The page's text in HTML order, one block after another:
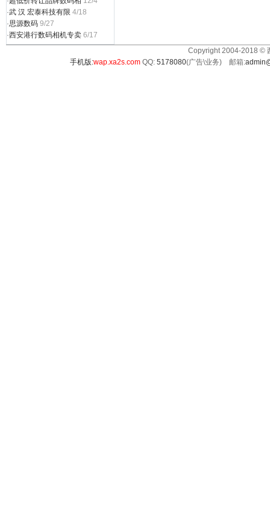
·武 汉 宏泰科技有限 4/18
·思源数码 9/27
·西安港行数码相机专卖 6/17
Copyright 2004-2018 ©
手机版:wap.xa2s.comQQ:5178080(广告\业务) 邮箱: